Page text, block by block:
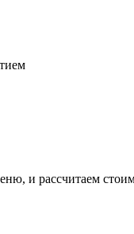
и рассчитаем